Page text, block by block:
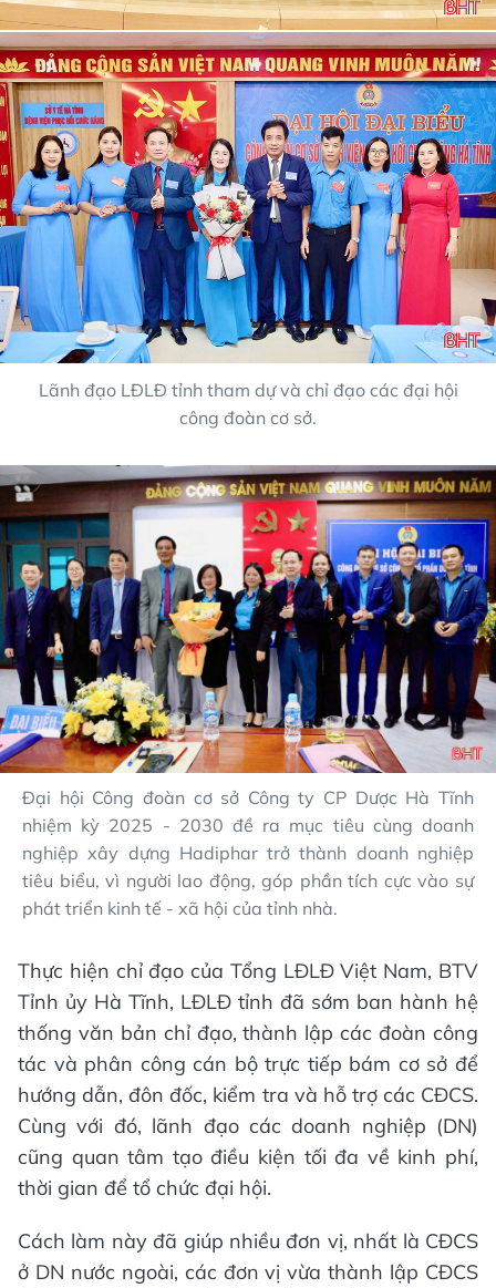
Lãnh đạo LĐLĐ tỉnh tham dự và chỉ đạo các đại hội
công đoàn cơ sở.
Đại hội Công đoàn cơ sở Công ty CP Dược Hà Tĩnh
nhiệm kỳ 2025 - 2030 đề ra mục tiêu cùng doanh
nghiệp xây dựng Hadiphar trở thành doanh nghiệp
tiêu biểu, vì người lao động, góp phần tích cực vào sự
phát triển kinh tế - xã hội của tỉnh nhà.
Thực hiện chỉ đạo của Tổng LĐLĐ Việt Nam, BTV
Tỉnh ủy Hà Tĩnh, LĐLĐ tỉnh đã sớm ban hành hệ
thống văn bản chỉ đạo, thành lập các đoàn công
tác và phân công cán bộ trực tiếp bám cơ sở để
hướng dẫn, đôn đốc, kiểm tra và hỗ trợ các CĐCS.
Cùng với đó, lãnh đạo các doanh nghiệp (DN)
cũng quan tâm tạo điều kiện tối đa về kinh phí,
thời gian để tổ chức đại hội.
Cách làm này đã giúp nhiều đơn vị, nhất là CĐCS
ở DN nước ngoài, các đơn vị vừa thành lập CĐCS